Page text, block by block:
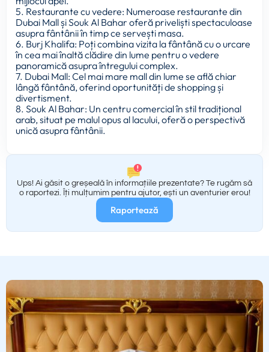
5. Restaurante cu vedere: Numeroase restaurante din
Dubai Mall și Souk Al Bahar oferă priveliști spectaculoase
asupra fântânii în timp ce servești masa.
6. Burj Khalifa: Poți combina vizita la fântână cu o urcare
în cea mai înaltă clădire din lume pentru o vedere
panoramică asupra întregului complex.
7. Dubai Mall: Cel mai mare mall din lume se află chiar
lângă fântână, oferind oportunități de shopping și
divertisment.
8. Souk Al Bahar: Un centru comercial în stil tradițional
arab, situat pe malul opus al lacului, oferă o perspectivă
unică asupra fântânii.
Ups! Ai găsit o greșeală în informațiile prezentate? Te rugăm să
o raportezi. Îți mulțumim pentru ajutor, ești un aventurier erou!
Raportează